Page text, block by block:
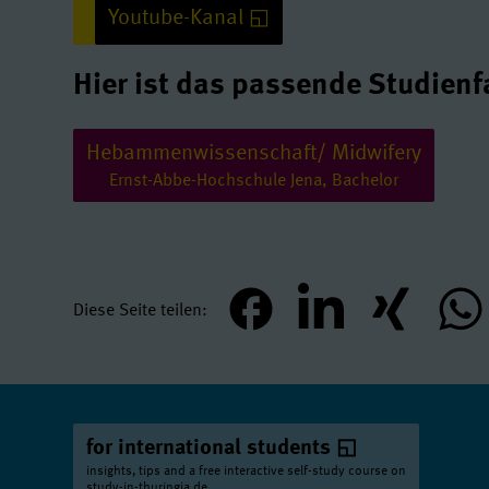
Youtube/ Video: erlauben
Quelle: www.youtube-nocookie.com
Youtube-Kanal
Hier ist das passende
Hebammenwissenschaft/ Midwifery
Ernst-Abbe-Hochschule Jena, Bachelor
Diese Seite teilen teilen mitteilen teilen
for international students
insights, tips and a free interactive self-study course on